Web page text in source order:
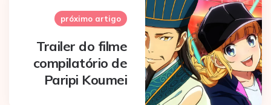
próximo artigo
Trailer do filme
compilatório de
Paripi Koumei